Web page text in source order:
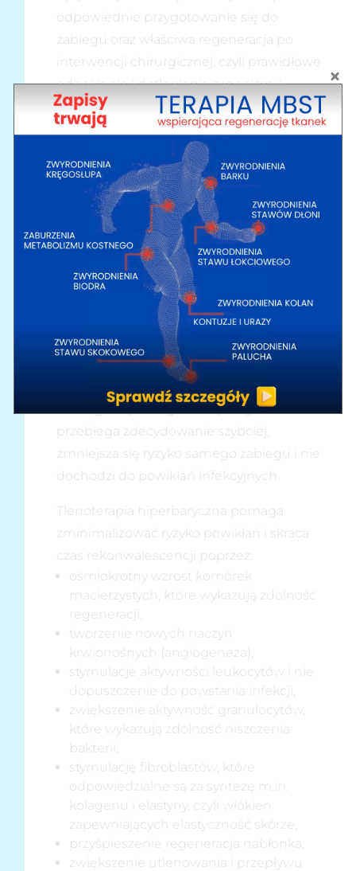
odpowiednie przygotowanie się do
zabiegu oraz właściwa regeneracja po
interwencji chirurgicznej, czyli prawidłowe
odżywienie i dotlenienie organizmu.
Tlenoterapia hiperbaryczna to zabieg, w
wyniku którego zawartość tlenu w
organizmie gwałtownie wzrasta, między
innymi dlatego że tlen jest przenoszony
nie tylko przez hemoglobinę, ale także
rozpuszcza się w osoczu krwi. Niebywała
skuteczność tlenoterapii hiperbarycznej w
okresie rekonwalescencji pooperacyjnej to
efekt wywołanej dostawą tlenu poprawy
krążenia krwi i maksymalnego dotlenienia
tkanek. „Zapas” tlenu w komórkach, do
którego przyczynia się tlenoterapia
hiperbaryczna, sprawia, że po zabiegach
chirurgicznych regeneracja organizmu
przebiega zdecydowanie szybciej,
zmniejsza się ryzyko samego zabiegu i nie
dochodzi do powikłań infekcyjnych.
Tlenoterapia hiperbaryczna pomaga
zminimalizować ryzyko powikłań i skraca
czas rekonwalescencji poprzez:
ośmiokrotny wzrost komórek
macierzystych, które wykazują zdolność
regeneracji,
tworzenie nowych naczyń
krwionośnych (angiogeneza),
stymulacje aktywności leukocytów i nie
dopuszczenie do powstania infekcji,
zwiększenie aktywność granulocytów,
które wykazują zdolność niszczenia
bakterii,
stymulację fibroblastów, które
odpowiedzialne są za syntezę m.in.
kolagenu i elastyny, czyli włókien
zapewniających elastyczność skórze,
przyśpieszenie regeneracja nabłonka,
zwiększenie utlenowania i przepływu